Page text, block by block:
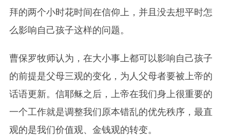
拜的两个小时花时间在信仰上，并且没去想平时怎
么影响自己孩子这样的问题。
曹保罗牧师认为，在大小事上都可以影响自己孩子
的前提是父母三观的变化，为人父母者要被上帝的
话语更新。信耶稣之后，上帝在我们身上很重要的
一个工作就是调整我们原本错乱的优先秩序，最直
观的是我们价值观、金钱观的转变。